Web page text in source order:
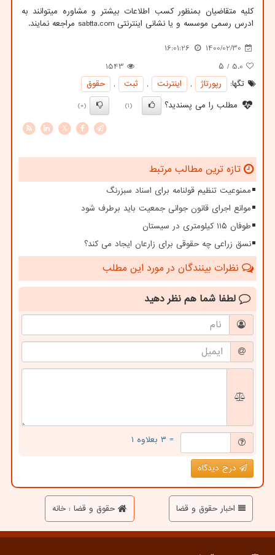
کلیه متقاضیان بمنظور کسب اطلاعات بیشتر و مشاوره میتوانند به
ادرس رسمی موسسه و یا نشانی اینترنتی sabtta.com مراجعه نمایند.
1400/02/30
16:01:26
5.0 / ۵
1543
تگها:
رپورتاژ , اینترنت , ثبت ,
حقوق
مطلب را می پسندید؟
(1)
(0)
X
تازه ترین مطالب مرتبط
ممنوعیت تنظیم قولنامه برای اسناد سبزرنگ
موانع اجرای قانون جوانی جمعیت باید برطرف شود
طوفان ۱۱۵ کیلومتری در سیستان
نسق زراعی چه حقوقی برای زارعان ایجاد می کند؟
نظرات بینندگان در مورد این مطلب
لطفا شما هم نظر دهید
= ۳ بعلاوه ۱
درج دیدگاه
اخبار حقوق و قضا حقوق و قضا : خانه